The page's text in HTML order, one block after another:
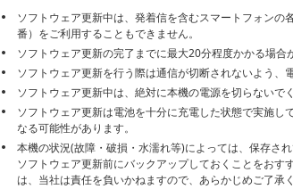
ソフトウェア更新中は、発着信を含むスマートフォン
番）をご利用することもできません。
ソフトウェア更新の完了までに最大20分程度かかる場合
ソフトウェア更新を行う際は通信が切断されないよう、
ソフトウェア更新中は、絶対に本機の電源を切らないで
ソフトウェア更新は電池を十分に充電した状態で実施
なる可能性があります。
本機の状況(故障・破損・水濡れ等)によっては、保存さ
ソフトウェア更新前にバックアップしておくことをお
は、当社は責任を負いかねますので、あらかじめご了承く